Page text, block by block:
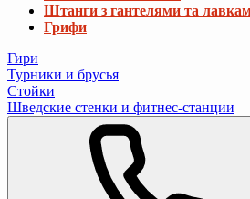
Штанги з гантелями та
Грифи
Гири
Турники и брусья
Стойки
Шведские стенки и фитнес-станции